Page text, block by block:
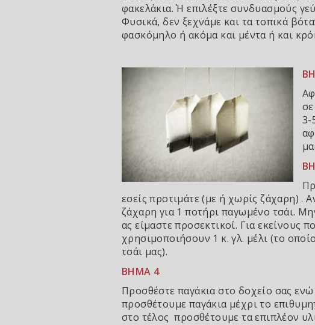
φακελάκια. Ή επιλέξτε συνδυασμούς
Φυσικά, δεν ξεχνάμε και τα τοπικά
φασκόμηλο ή ακόμα και μέντα ή και
3-
εσείς προτιμάτε (με ή χωρίς ζάχαρη) .
ζάχαρη για 1 ποτήρι παγωμένο τσάι.
ας είμαστε προσεκτικοί. Για
χρησιμοποιήσουν 1 κ. γλ. μέλι (το
τσάι μας).
ΒΗΜΑ 4
Προσθέστε παγάκια στο δοχείο σας
προσθέτουμε παγάκια μέχρι το
στο τέλος προσθέτουμε τα επιπλέον